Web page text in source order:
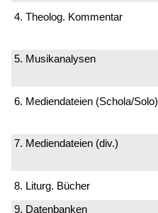
4. Theolog. Kommentar
5. Musikanalysen
6. Mediendateien (Schola/Solo)
7. Mediendateien (div.)
8. Liturg. Bücher
9. Datenbanken